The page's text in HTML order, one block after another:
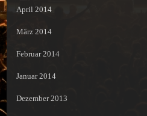
April 2014
März 2014
Februar 2014
Januar 2014
Dezember 2013